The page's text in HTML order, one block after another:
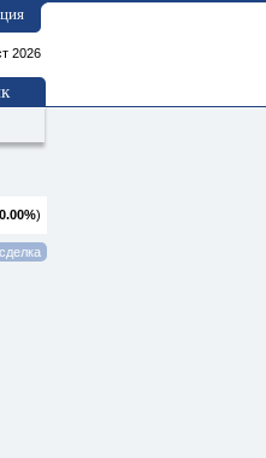
2026
0.00%)